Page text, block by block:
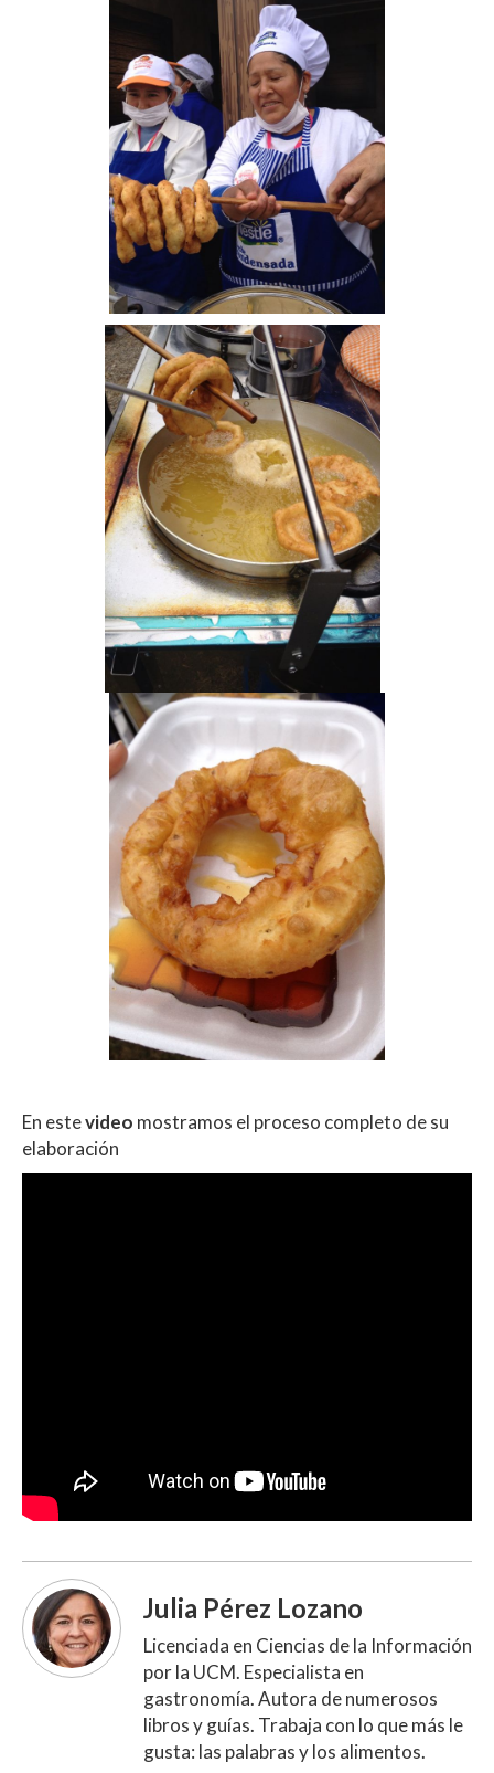
En estevideo mostramos el proceso completo de su
elaboración
Julia Pérez Lozano
Licenciada en Ciencias de la Información
por la UCM. Especialista en
gastronomía. Autora de numerosos
libros y guías. Trabaja con lo que más le
gusta: las palabras y los alimentos.